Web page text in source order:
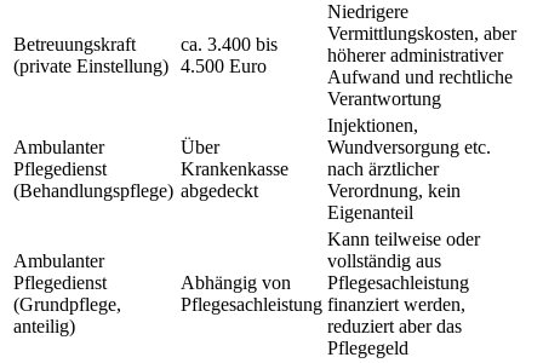
Betreuungskraft
(private Einstellung)
ca. 3.400 bis
4.500 Euro
Niedrigere
Vermittlungskosten, aber
höherer administrativer
Aufwand und rechtliche
Verantwortung
Ambulanter
Pflegedienst
(Behandlungspflege)
Über
Krankenkasse
abgedeckt
Injektionen,
Wundversorgung etc.
nach ärztlicher
Verordnung, kein
Eigenanteil
Ambulanter
Pflegedienst
(Grundpflege,
anteilig)
Abhängig von
Pflegesachleistung
Kann teilweise oder
vollständig aus
Pflegesachleistung
finanziert werden,
reduziert aber das
Pflegegeld